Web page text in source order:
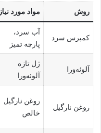
روش مواد مورد نیاز
کمپرس سرد
آب سرد،
پارچه تمیز
آلوئه‌ورا
ژل تازه
آلوئه‌ورا
روغن نارگیل
روغن نارگیل
خالص